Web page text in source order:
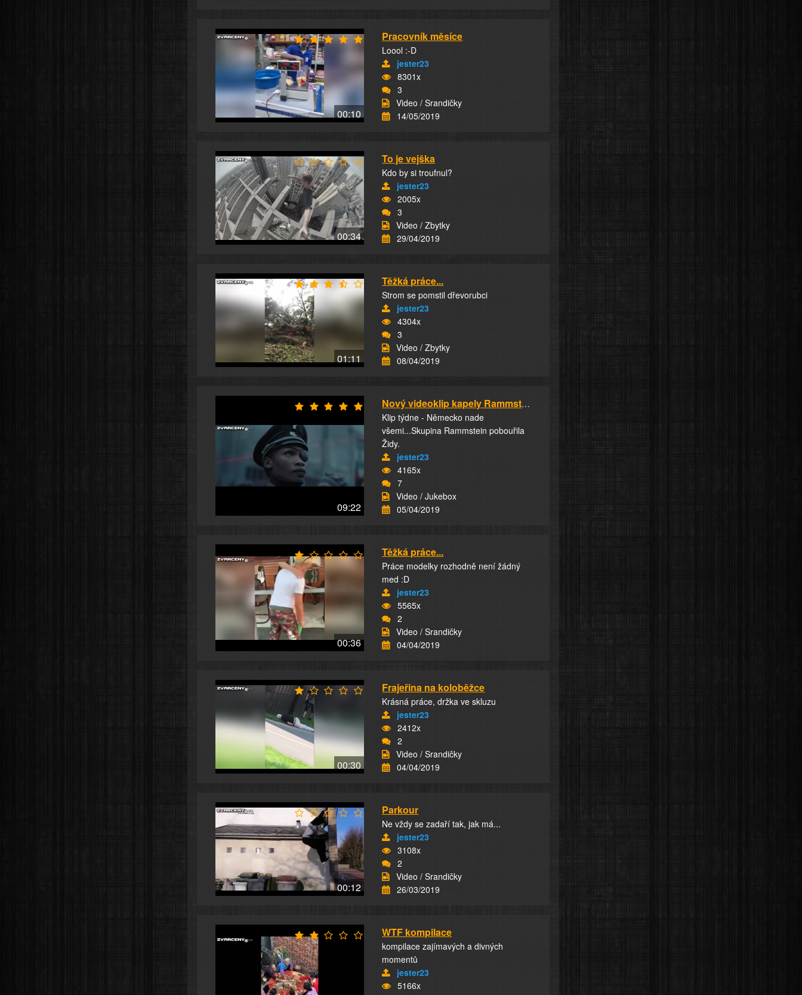
00:10
Pracovník měsíce
Loool :-D
jester23
8301x
3
Video / Srandičky
14/05/2019
00:34
To je vejška
Kdo by si troufnul?
jester23
2005x
3
Video / Zbytky
29/04/2019
01:11
Těžká práce...
Strom se pomstil dřevorubci
jester23
4304x
3
Video / Zbytky
08/04/2019
09:22
Nový videoklip kapely Rammstein
Klip týdne - Německo nade
všemi...Skupina Rammstein pobouřila
Židy.
jester23
4165x
7
Video / Jukebox
05/04/2019
00:36
Těžká práce...
Práce modelky rozhodně není žádný
med :D
jester23
5565x
2
Video / Srandičky
04/04/2019
00:30
Frajeřina na koloběžce
Krásná práce, držka ve skluzu
jester23
2412x
2
Video / Srandičky
04/04/2019
00:12
Parkour
Ne vždy se zadaří tak, jak má...
jester23
3108x
2
Video / Srandičky
26/03/2019
WTF kompilace
kompilace zajímavých a divných
momentů
jester23
5166x